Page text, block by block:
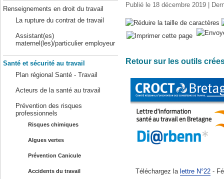
Renseignements en droit du travail
La rupture du contrat de travail
Assistant(es)
maternel(les)/particulier employeur
Santé et sécurité au travail
Plan régional Santé - Travail
Acteurs de la santé au travail
Prévention des risques
professionnels
Risques chimiques
Algues vertes
Prévention Canicule
Accidents du travail
Publié le 18 décembre 2019 |
Retour sur les outils
Téléchargez la lettre N°22-